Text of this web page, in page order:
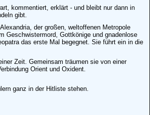
kommentiert, erklärt - und bleibt nur dann in
gibt.
der großen, weltoffenen Metropole
Geschwistermord, Gottkönige und gnadenlose
das erste Mal begegnet. Sie führt ein in die
Zeit. Gemeinsam träumen sie von einer
Orient und Oxident.
ganz in der Hitliste stehen.